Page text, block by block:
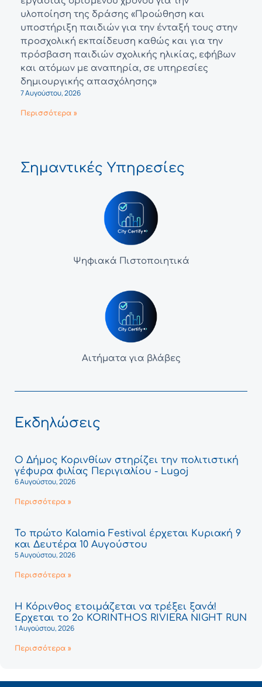
υλοποίηση της δράσης «Προώθηση και
υποστήριξη παιδιών για την ένταξή τους στην
προσχολική εκπαίδευση καθώς και για την
πρόσβαση παιδιών σχολικής ηλικίας, εφήβων
και ατόμων με αναπηρία, σε υπηρεσίες
δημιουργικής απασχόλησης»
7 Αυγούστου, 2026
Περισσότερα »
Σημαντικές Υπηρεσίες
Ψηφιακά Πιστοποιητικά
Αιτήματα για βλάβες
Εκδηλώσεις
Ο Δήμος Κορινθίων στηρίζει την πολιτιστική
γέφυρα φιλίας Περιγιαλίου - Lugoj
6 Αυγούστου, 2026
Περισσότερα »
Το πρώτο Kalamia Festival έρχεται Κυριακή 9
και Δευτέρα 10 Αυγούστου
5 Αυγούστου, 2026
Περισσότερα »
Η Κόρινθος ετοιμάζεται να τρέξει ξανά!
Έρχεται το 2ο KORINTHOS RIVIERA NIGHT RUN
1 Αυγούστου, 2026
Περισσότερα »